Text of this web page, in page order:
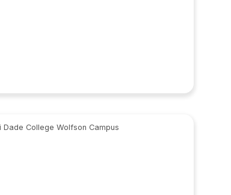
Dade College Wolfson Campus